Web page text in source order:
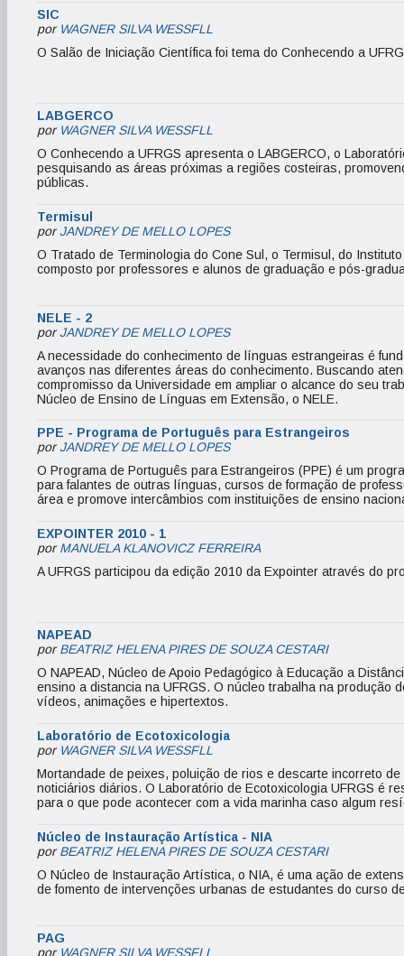
SIC
por WAGNER SILVA WESSFLL
O Salão de Iniciação Científica foi tema do Conhecendo a
LABGERCO
por WAGNER SILVA WESSFLL
O Conhecendo a UFRGS apresenta o LABGERCO, o
pesquisando as áreas próximas a regiões costeiras,
públicas.
Termisul
porJANDREY DE MELLO LOPES
O Tratado de Terminologia do Cone Sul, o Termisul, do
composto por professores e alunos de graduação e pós-
NELE - 2
porJANDREY DE MELLO LOPES
A necessidade do conhecimento de línguas estrangeiras é
avanços nas diferentes áreas do conhecimento. Buscando
compromisso da Universidade em ampliar o alcance do seu
Núcleo de Ensino de Línguas em Extensão, o NELE.
PPE - Programa de Português para Estrangeiros
porJANDREY DE MELLO LOPES
O Programa de Português para Estrangeiros (PPE) é um
para falantes de outras línguas, cursos de formação de
área e promove intercâmbios com instituições de ensino
EXPOINTER 2010 - 1
porMANUELA KLANOVICZ FERREIRA
A UFRGS participou da edição 2010 da Expointer através do
NAPEAD
porBEATRIZ HELENA PIRES DE SOUZA CESTARI
O NAPEAD, Núcleo de Apoio Pedagógico à Educação a
ensino a distancia na UFRGS. O núcleo trabalha na produção
vídeos, animações e hipertextos.
Laboratório de Ecotoxicologia
por WAGNER SILVA WESSFLL
Mortandade de peixes, poluição de rios e descarte incorreto
noticiários diários. O Laboratório de Ecotoxicologia UFRGS é
para o que pode acontecer com a vida marinha caso algum
Núcleo de Instauração Artística - NIA
porBEATRIZ HELENA PIRES DE SOUZA CESTARI
O Núcleo de Instauração Artística, o NIA, é uma ação de
de fomento de intervenções urbanas de estudantes do curso
PAG
por WAGNER SILVA WESSFLL